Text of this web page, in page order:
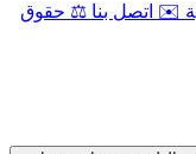
✉️ اتصل بنا ⚖️ حقوق